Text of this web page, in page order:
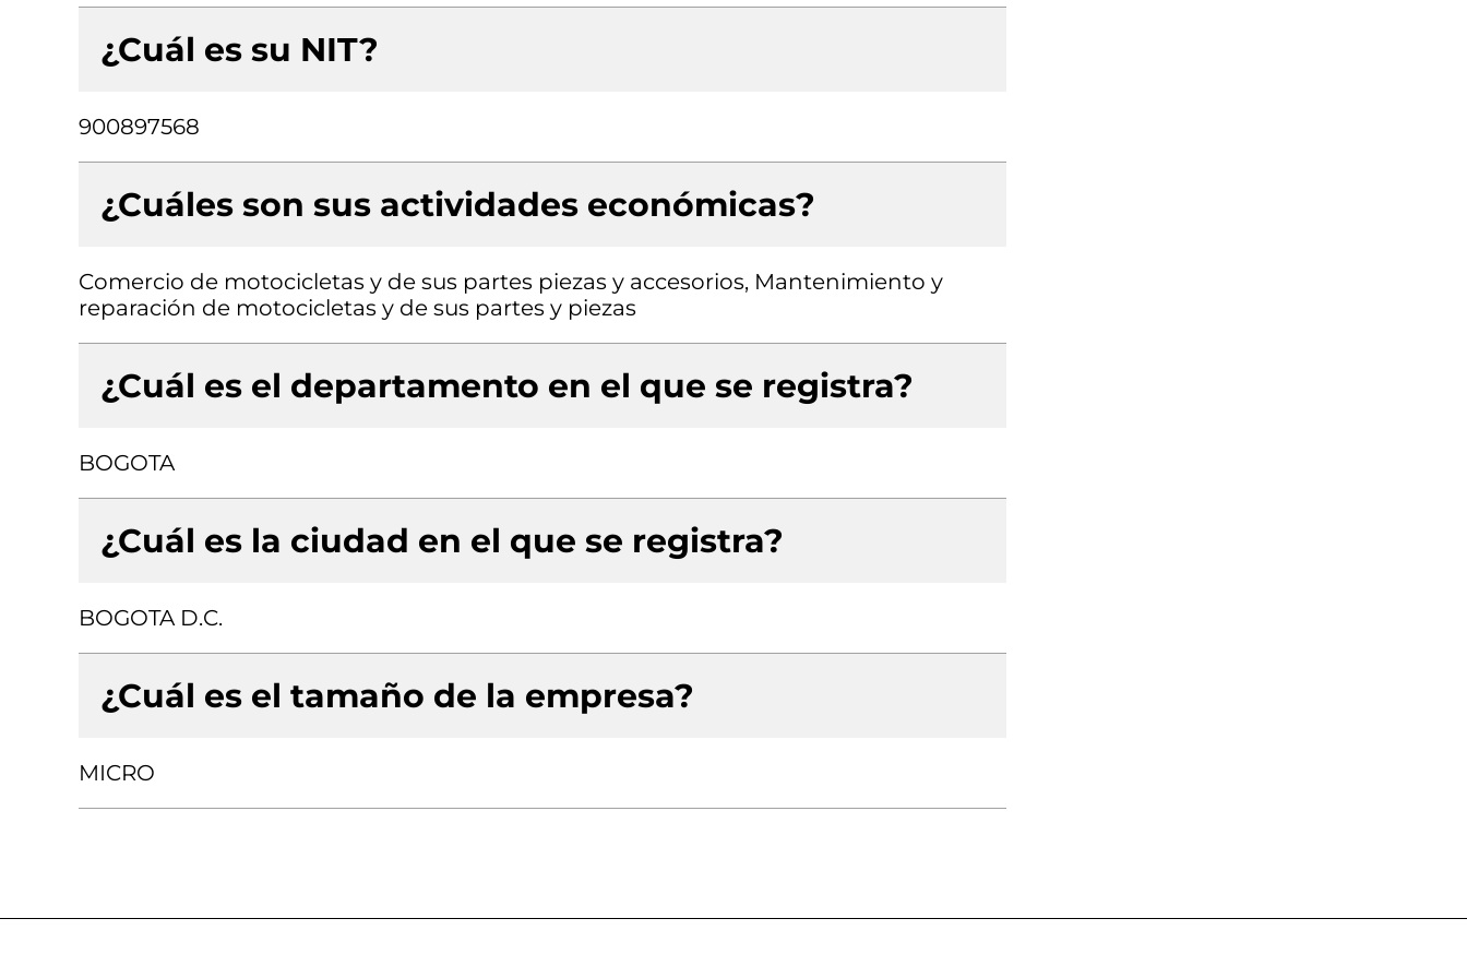
¿Cuál es su NIT?
900897568
¿Cuáles son sus actividades económicas?
Comercio de motocicletas y de sus partes piezas y accesorios, Mantenimiento y
reparación de motocicletas y de sus partes y piezas
¿Cuál es el departamento en el que se registra?
BOGOTA
¿Cuál es la ciudad en el que se registra?
BOGOTA D.C.
¿Cuál es el tamaño de la empresa?
MICRO